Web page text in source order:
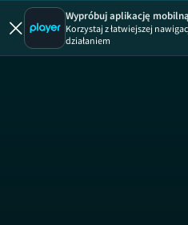
Wypróbuj aplikację mobilną
Korzystaj z łatwiejszej
działaniem